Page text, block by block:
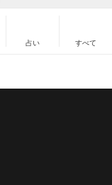
占い すべて